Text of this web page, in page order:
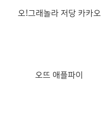
신제품
오!그래놀라 저당 카카오
오뜨 애플파이